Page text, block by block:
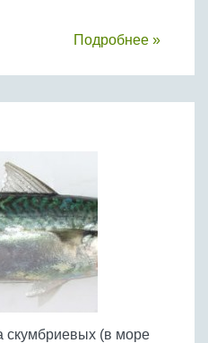
Подробнее »
скумбриевых (в море